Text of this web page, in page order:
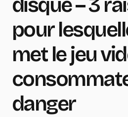
disque – 3
pour
met le jeu
danger